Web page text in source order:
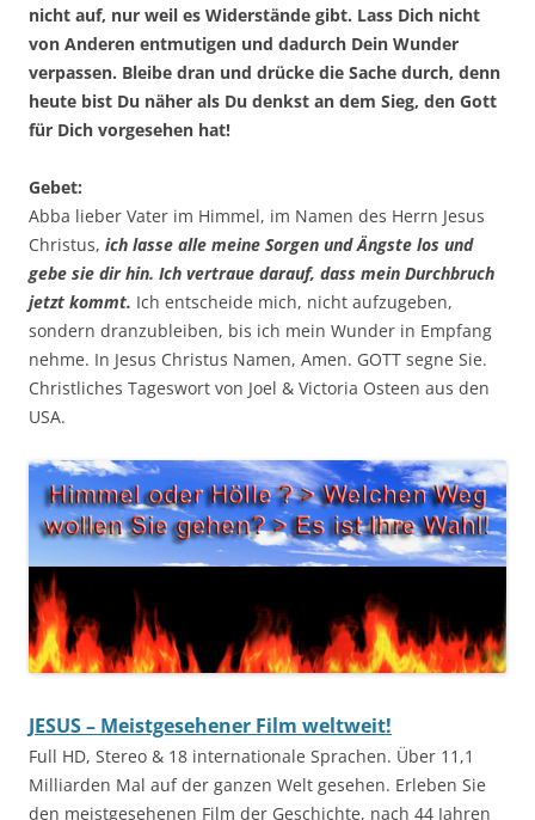
nicht auf, nur weil es Widerstände gibt. Lass Dich nicht
von Anderen entmutigen und dadurch Dein Wunder
verpassen. Bleibe dran und drücke die Sache durch, denn
heute bist Du näher als Du denkst an dem Sieg, den Gott
für Dich vorgesehen hat!
Gebet:
Abba lieber Vater im Himmel, im Namen des Herrn Jesus
Christus, ich lasse alle meine Sorgen und Ängste los und
gebe sie dir hin. Ich vertraue darauf, dass mein Durchbruch
jetzt kommt. Ich entscheide mich, nicht aufzugeben,
sondern dranzubleiben, bis ich mein Wunder in Empfang
nehme. In Jesus Christus Namen, Amen. GOTT segne Sie.
Christliches Tageswort von Joel & Victoria Osteen aus den
USA.
JESUS – Meistgesehener Film weltweit!
Full HD, Stereo & 18 internationale Sprachen. Über 11,1
Milliarden Mal auf der ganzen Welt gesehen. Erleben Sie
den meistgesehenen Film der Geschichte, nach 44 Jahren